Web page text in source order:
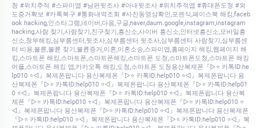
청 #위치추적 #스파이앱 #남편뒷조사 #아내뒷조사 #위치추적앱 #휴대폰도청 #외
도증거확보 #카톡복구 #통화내역조회 #사진동영상확인,포렌식,페이스북 해킹,faceb
ook hacking,인스타그램,네이버,다음,구글,naver,daum.google,instagram,instagram
hacking,사람 찾기,사람찾기,친구찾기,흥신소,사이버 흥신소,인터넷흥신소,모바일흥
신소,청부해킹,심부름센터,뒷조사,심부름센터 뒷조사,심부름센터 사람찾기,심부름센
터 비용,불륜,불륜 찾기,불륜증거,이혼,이혼소송,스파이앱,홈페이지 해킹,웹페이지 해
킹,스마트폰 해킹,스마트폰,스마트폰해킹,스마트폰 도청,스마트폰도청,스마트폰 해킹
어플,스마트폰 해킹 앱,카카오톡 해킹,도청,스마트폰 도청용산복제폰『▷⭐ 카톡ID:he
lp010 ⭐◁』복제폰팝니다 용산복제폰『▷⭐ 카톡ID:help010 ⭐◁』복제폰팝니다 용
산복제폰『▷⭐ 카톡ID:help010 ⭐◁』복제폰팝니다 용산복제폰『▷⭐ 카톡ID:help01
0 ⭐◁』복제폰팝니다 용산복제폰『▷⭐ 카톡ID:help010 ⭐◁』복제폰팝니다 용산복
제폰『▷⭐ 카톡ID:help010 ⭐◁』복제폰팝니다 용산복제폰『▷⭐ 카톡ID:help010 ⭐
◁』복제폰팝니다 용산복제폰『▷⭐ 카톡ID:help010 ⭐◁』복제폰팝니다 용산복제폰
『▷⭐ 카톡ID:help010 ⭐◁』복제폰팝니다 용산복제폰『▷⭐ 카톡ID:help010 ⭐◁』복